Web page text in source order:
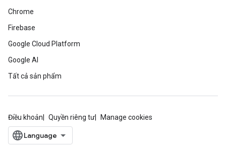
Chrome
Firebase
Google Cloud Platform
Google AI
Tất cả sản phẩm
Điều khoản Quyền riêng tư Manage cookies